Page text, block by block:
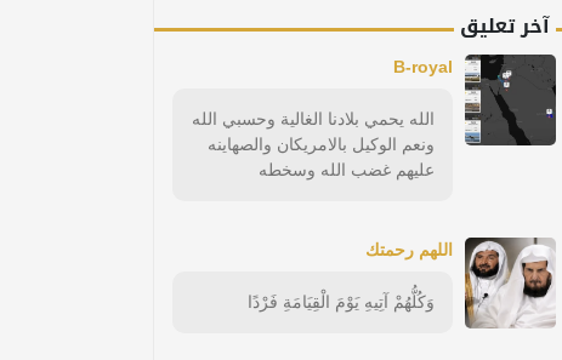
آخر تعليق
B-royal
الله يحمي بلادنا الغالية وحسبي الله
ونعم الوكيل بالامريكان والصهاينه
عليهم غضب الله وسخطه
اللهم رحمتك
وَكُلُّهُمْ آتِيهِ يَوْمَ الْقِيَامَةِ فَرْدًا